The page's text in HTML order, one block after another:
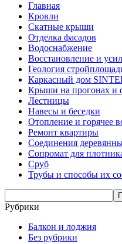
Главная
Кровли
Скатные крыши
Отделка фасадов
Водоснабжение
Восстановление и
Геология
Каркасный дом
Крыши на прогонах и
Лестницы
Навесы и беседки
Отопление и горячее
Ремонт квартиры
Соединения
Сопромат для
Сруб
Трубы и способы их
Рубрики
Балкон и лоджия
Без рубрики